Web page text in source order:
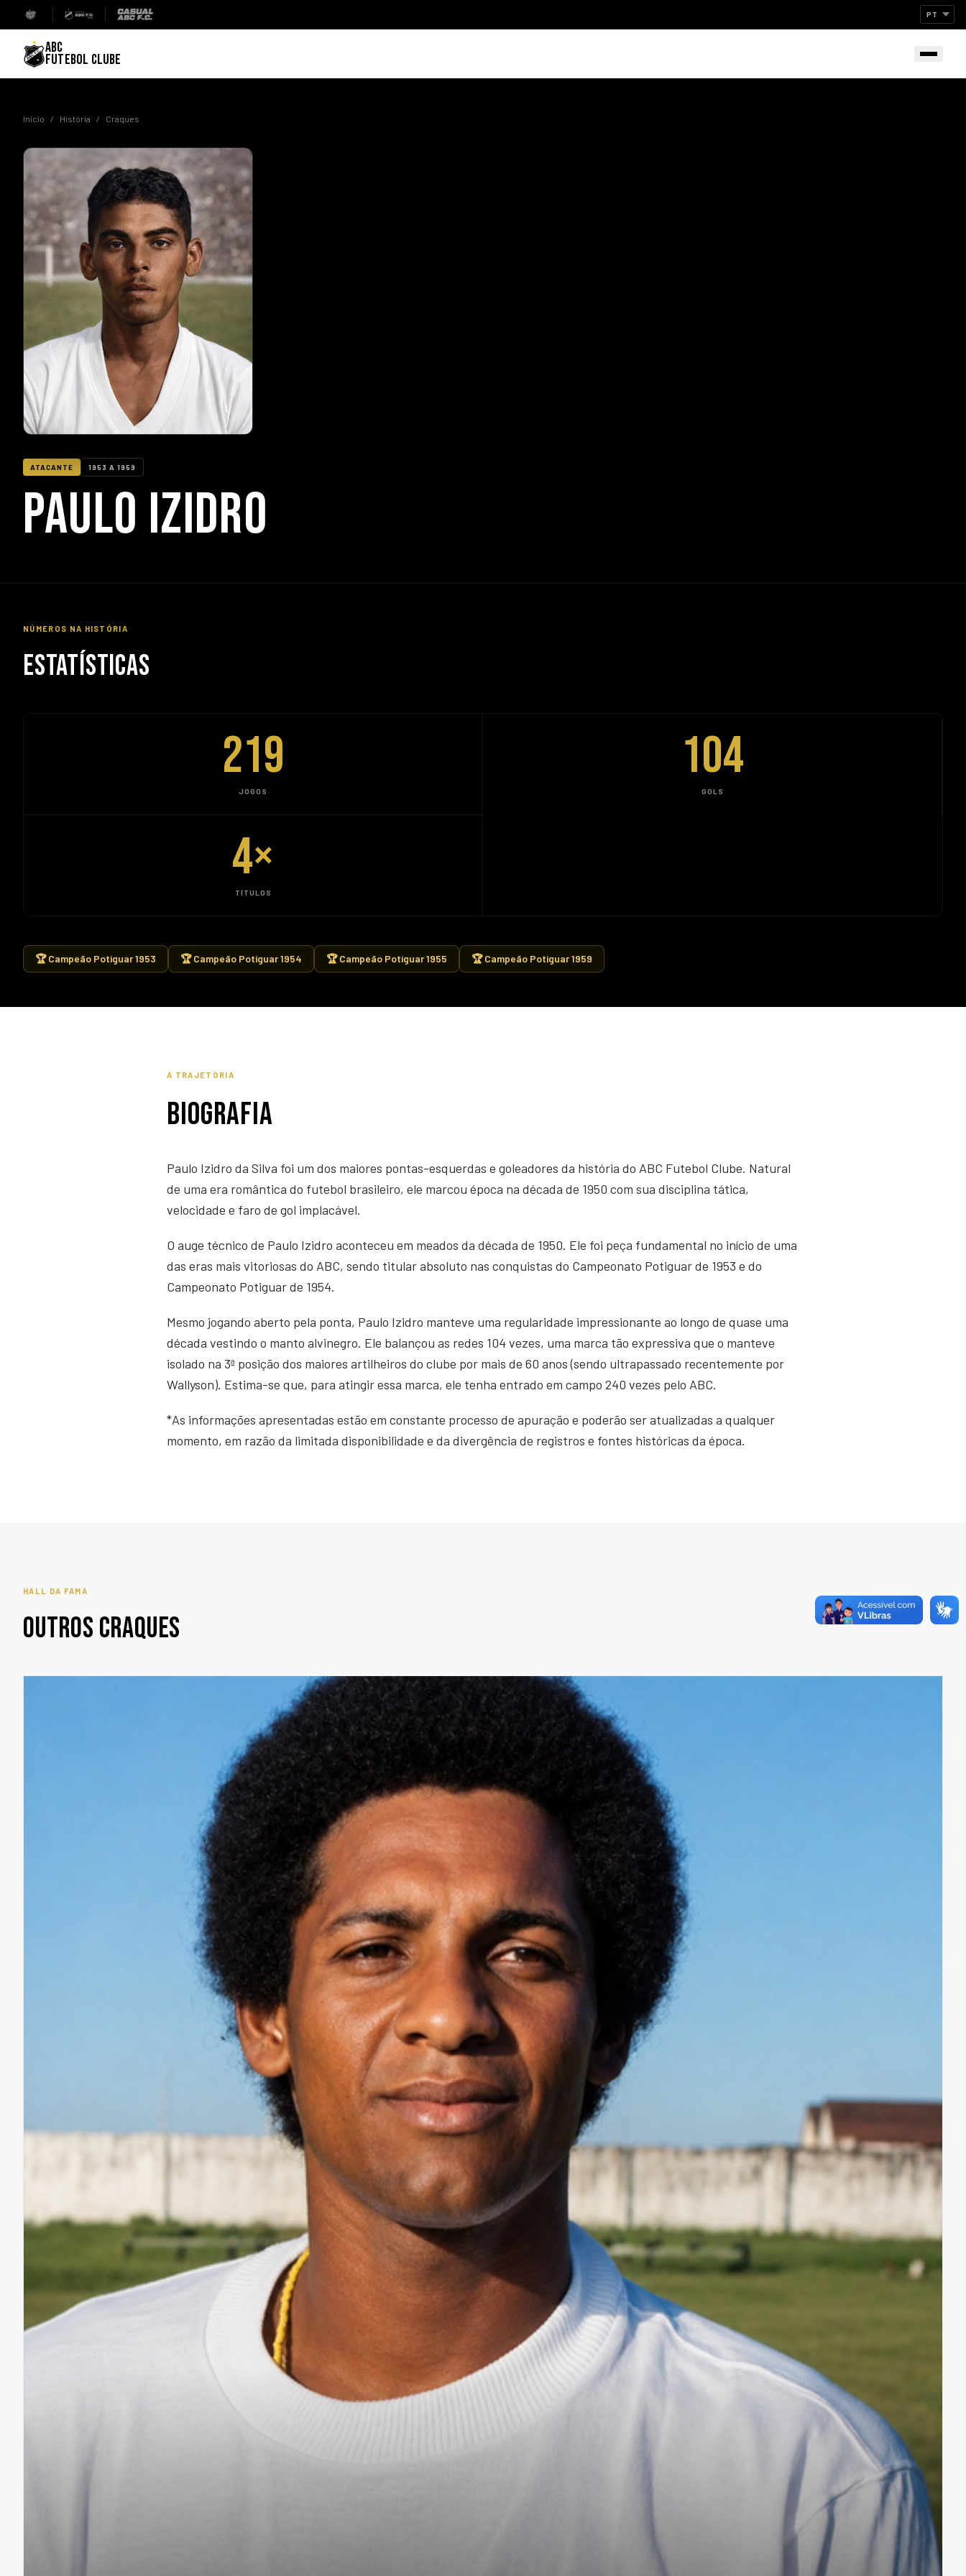
ABC
FUTEBOL CLUBE
Início / História / Craques
ATACANTE 1953 A 1959
PAULO IZIDRO
NÚMEROS NA HISTÓRIA
ESTATÍSTICAS
219
JOGOS
104
GOLS
4×
TÍTULOS
🏆 Campeão Potiguar 1953 🏆 Campeão Potiguar 1954 🏆 Campeão Potiguar 1955 🏆 Campeão Potiguar 1959
A TRAJETÓRIA
BIOGRAFIA
Paulo Izidro da Silva foi um dos maiores pontas-esquerdas e goleadores da história do ABC Futebol Clube. Natural
de uma era romântica do futebol brasileiro, ele marcou época na década de 1950 com sua disciplina tática,
velocidade e faro de gol implacável.
O auge técnico de Paulo Izidro aconteceu em meados da década de 1950. Ele foi peça fundamental no início de uma
das eras mais vitoriosas do ABC, sendo titular absoluto nas conquistas do Campeonato Potiguar de 1953 e do
Campeonato Potiguar de 1954.
Mesmo jogando aberto pela ponta, Paulo Izidro manteve uma regularidade impressionante ao longo de quase uma
década vestindo o manto alvinegro. Ele balançou as redes 104 vezes, uma marca tão expressiva que o manteve
isolado na 3ª posição dos maiores artilheiros do clube por mais de 60 anos (sendo ultrapassado recentemente por
Wallyson). Estima-se que, para atingir essa marca, ele tenha entrado em campo 240 vezes pelo ABC.
*As informações apresentadas estão em constante processo de apuração e poderão ser atualizadas a qualquer
momento, em razão da limitada disponibilidade e da divergência de registros e fontes históricas da época.
HALL DA FAMA
OUTROS CRAQUES